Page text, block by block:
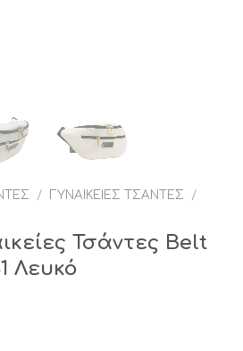
/ ΓΥΝΑΙΚΕΊΕΣ ΤΣΆΝΤΕΣ
/
Τσάντες Belt
Λευκό